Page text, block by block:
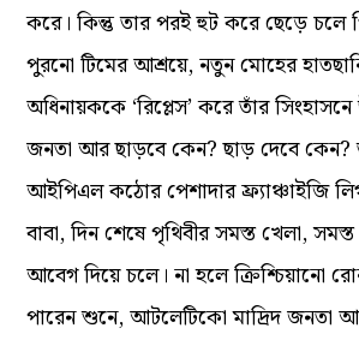
করে। কিন্তু তার পরই হুট করে ছেড়ে চলে
পুরনো টিমের আশ্রয়ে, নতুন মোহের
অধিনায়ককে ‘রিপ্লেস’ করে তাঁর
জনতা আর ছাড়বে কেন? ছাড় দেবে কেন?
আইপিএল কঠোর পেশাদার ফ্র্যাঞ্চাইজি
বাবা, দিন শেষে পৃথিবীর সমস্ত খেলা,
আবেগ দিয়ে চলে। না হলে ক্রিশ্চিয়ানো
পারেন শুনে, আটলেটিকো মাদ্রিদ জনতা